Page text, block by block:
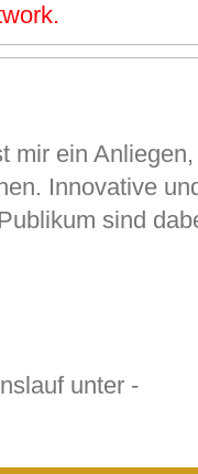
mir ein
Innovative
sind
unter -